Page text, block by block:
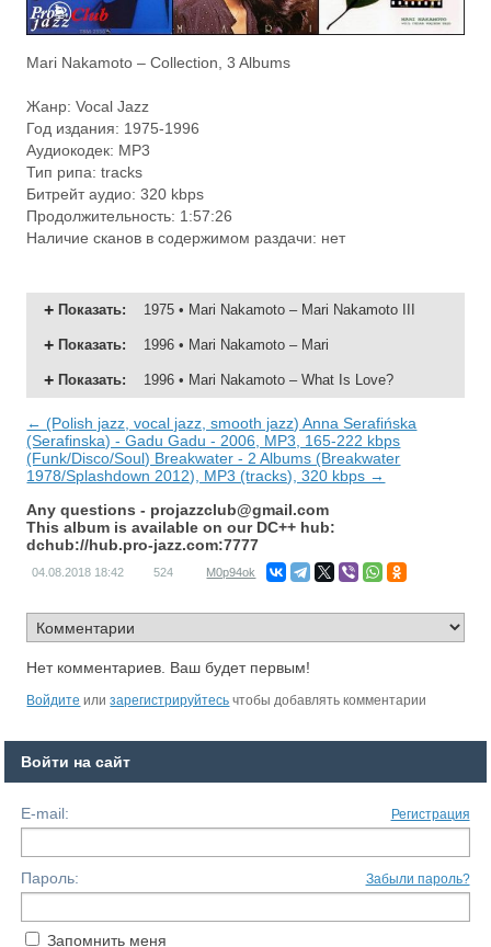
Mari Nakamoto – Collection, 3 Albums
Жанр: Vocal Jazz
Год издания: 1975-1996
Аудиокодек: MP3
Тип рипа: tracks
Битрейт аудио: 320 kbps
Продолжительность: 1:57:26
Наличие сканов в содержимом раздачи: нет
Показать: 1975 • Mari Nakamoto – Mari Nakamoto III
Показать: 1996 • Mari Nakamoto – Mari
Показать: 1996 • Mari Nakamoto – What Is Love?
← (Polish jazz, vocal jazz, smooth jazz) Anna Serafińska
(Serafinska) - Gadu Gadu - 2006, MP3, 165-222 kbps
(Funk/Disco/Soul) Breakwater - 2 Albums (Breakwater
1978/Splashdown 2012), MP3 (tracks), 320 kbps →
Any questions - projazzclub@gmail.com
This album is available on our DC++ hub:
dchub://hub.pro-jazz.com:7777
04.08.2018 18:42 524 M0p94ok
Нет комментариев. Ваш будет первым!
Войдите илизарегистрируйтесь чтобы добавлять комментарии
Войти на сайт
E-mail: Регистрация
Пароль: Забыли пароль?
Запомнить меня